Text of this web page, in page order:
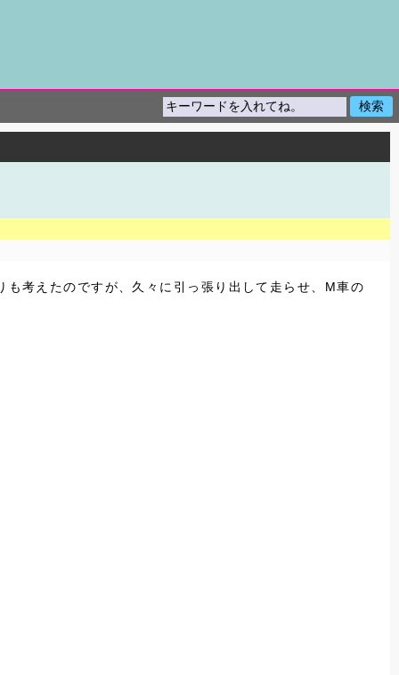
考えたのですが、久々に引っ張り出して走らせ、M車の